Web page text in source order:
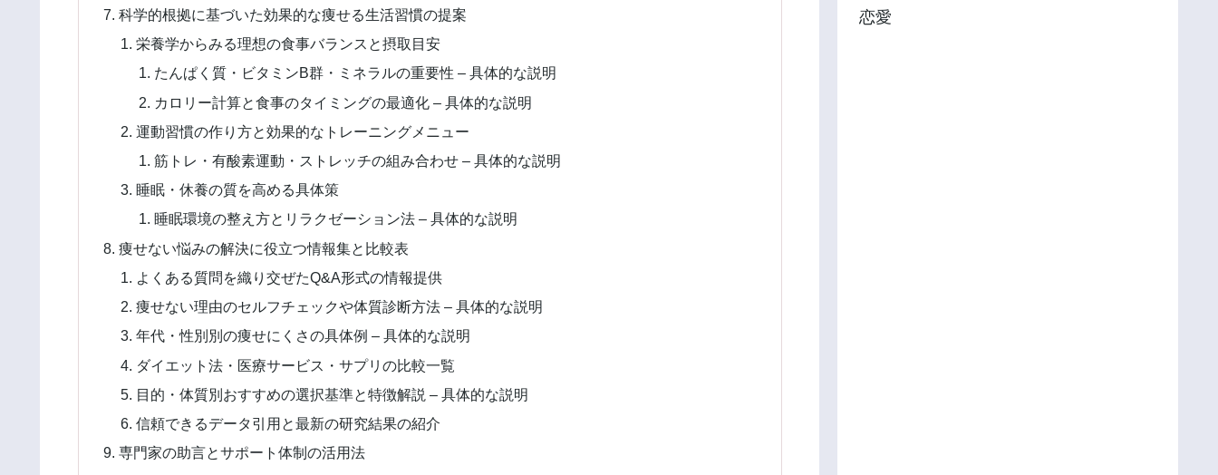
科学的根拠に基づいた効果的な痩せる生活習慣の提案
栄養学からみる理想の食事バランスと摂取目安
たんぱく質・ビタミンB群・ミネラルの重要性 – 具体的な説明
カロリー計算と食事のタイミングの最適化 – 具体的な説明
運動習慣の作り方と効果的なトレーニングメニュー
筋トレ・有酸素運動・ストレッチの組み合わせ – 具体的な説明
睡眠・休養の質を高める具体策
睡眠環境の整え方とリラクゼーション法 – 具体的な説明
痩せない悩みの解決に役立つ情報集と比較表
よくある質問を織り交ぜたQ&A形式の情報提供
痩せない理由のセルフチェックや体質診断方法 – 具体的な説明
年代・性別別の痩せにくさの具体例 – 具体的な説明
ダイエット法・医療サービス・サプリの比較一覧
目的・体質別おすすめの選択基準と特徴解説 – 具体的な説明
信頼できるデータ引用と最新の研究結果の紹介
専門家の助言とサポート体制の活用法
恋愛